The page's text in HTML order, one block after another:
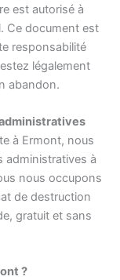
est autorisé à
Ce document est
responsabilité
légalement
abandon.
à Ermont, nous
administratives à
nous occupons
de destruction
gratuit et sans
?